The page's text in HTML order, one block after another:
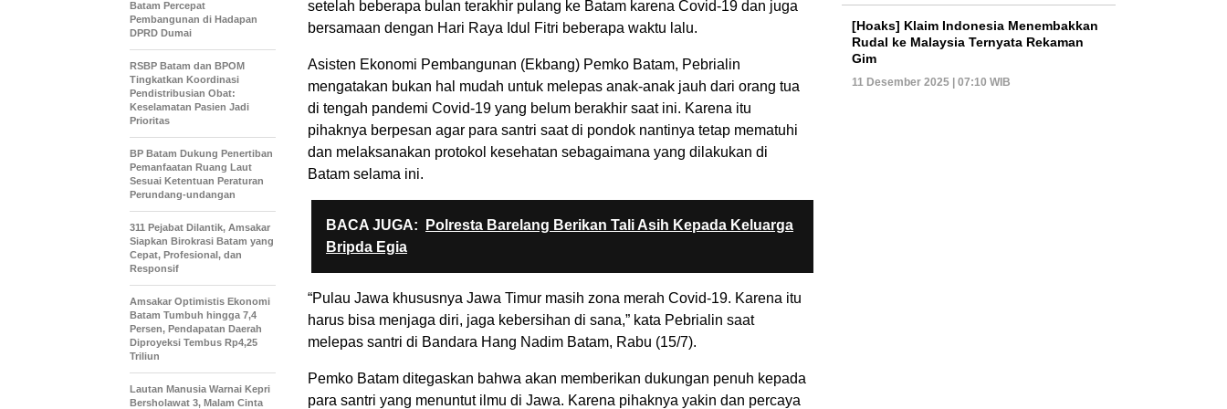
setelah beberapa bulan terakhir pulang ke Batam karena Covid-19 dan juga
bersamaan dengan Hari Raya Idul Fitri beberapa waktu lalu.
Asisten Ekonomi Pembangunan (Ekbang) Pemko Batam, Pebrialin
mengatakan bukan hal mudah untuk melepas anak-anak jauh dari orang tua
di tengah pandemi Covid-19 yang belum berakhir saat ini. Karena itu
pihaknya berpesan agar para santri saat di pondok nantinya tetap mematuhi
dan melaksanakan protokol kesehatan sebagaimana yang dilakukan di
Batam selama ini.
BACA JUGA:
Polresta Barelang Berikan Tali Asih Kepada Keluarga
Bripda Egia
“Pulau Jawa khususnya Jawa Timur masih zona merah Covid-19. Karena itu
harus bisa menjaga diri, jaga kebersihan di sana,” kata Pebrialin saat
melepas santri di Bandara Hang Nadim Batam, Rabu (15/7).
Pemko Batam ditegaskan bahwa akan memberikan dukungan penuh kepada
para santri yang menuntut ilmu di Jawa. Karena pihaknya yakin dan percaya
Batam Percepat
Pembangunan di Hadapan
DPRD Dumai
RSBP Batam dan BPOM
Tingkatkan Koordinasi
Pendistribusian Obat:
Keselamatan Pasien Jadi
Prioritas
BP Batam Dukung Penertiban
Pemanfaatan Ruang Laut
Sesuai Ketentuan Peraturan
Perundang-undangan
311 Pejabat Dilantik, Amsakar
Siapkan Birokrasi Batam yang
Cepat, Profesional, dan
Responsif
Amsakar Optimistis Ekonomi
Batam Tumbuh hingga 7,4
Persen, Pendapatan Daerah
Diproyeksi Tembus Rp4,25
Triliun
Lautan Manusia Warnai Kepri
Bersholawat 3, Malam Cinta
[Hoaks] Klaim Indonesia Menembakkan
Rudal ke Malaysia Ternyata Rekaman
Gim
11 Desember 2025 | 07:10 WIB